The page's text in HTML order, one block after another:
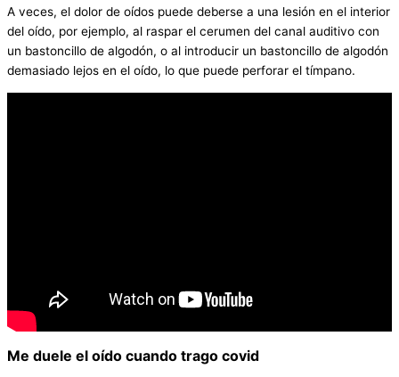
A veces, el dolor de oídos puede deberse a una lesión en el interior
del oído, por ejemplo, al raspar el cerumen del canal auditivo con
un bastoncillo de algodón, o al introducir un bastoncillo de algodón
demasiado lejos en el oído, lo que puede perforar el tímpano.
Me duele el oído cuando trago covid